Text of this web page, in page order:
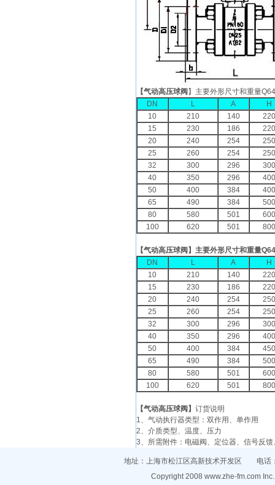
【气动高压球阀 】主要外形尺寸和重量
DN
L A
H
10
210 140
15
230 186
20
240 254
25
260 254
32
300 296
40
350 296
50
400 384
65
490 384
80
580 501
100
620 501
【气动高压球阀 】主要外形尺寸和重量
DN
L A
H
10
210 140
15
230 186
20
240 254
25
260 254
32
300 296
40
350 296
50
400 384
65
490 384
80
580 501
100
620 501
【气动高压球阀 】 订货说明
1、气动执行器类型：双作用、单作用
2、介质类型、温度、压力
3、所需附件：电磁阀、定位器、信号反
地址：上海市松江区高新技术开发区 电
Copyright 2008 www.zhe-fm.com